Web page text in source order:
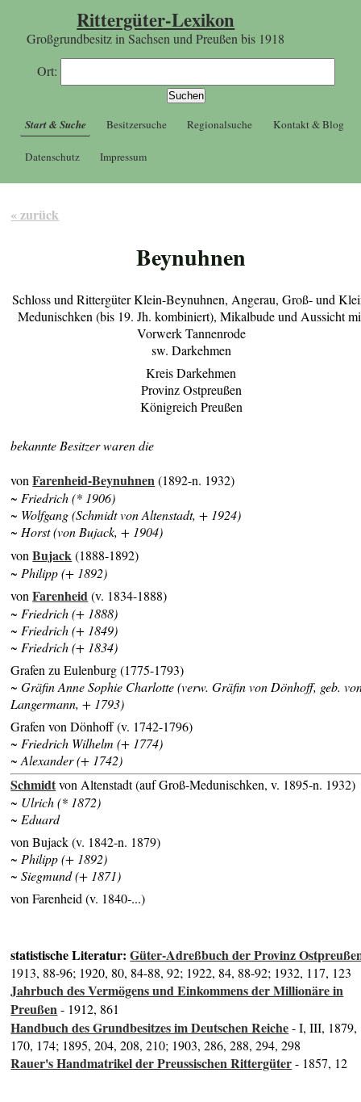
Rittergüter-Lexikon
Großgrundbesitz in Sachsen und Preußen bis 1918
Ort:
Start & Suche Besitzersuche Regionalsuche Kontakt & Blog
Datenschutz Impressum
« zurück
Beynuhnen
Schloss und Rittergüter Klein-Beynuhnen, Angerau, Groß- und
Medunischken (bis 19. Jh. kombiniert), Mikalbude und Aussicht
Vorwerk Tannenrode
sw. Darkehmen
Kreis Darkehmen
Provinz Ostpreußen
Königreich Preußen
bekannte Besitzer waren die
vonFarenheid-Beynuhnen(1892-n. 1932)
~ Friedrich (* 1906)
~ Wolfgang (Schmidt von Altenstadt, + 1924)
~ Horst (von Bujack, + 1904)
vonBujack(1888-1892)
~ Philipp (+ 1892)
vonFarenheid(v. 1834-1888)
~ Friedrich (+ 1888)
~ Friedrich (+ 1849)
~ Friedrich (+ 1834)
Grafen zu Eulenburg (1775-1793)
~ Gräfin Anne Sophie Charlotte (verw. Gräfin von Dönhoff, geb.
Langermann, + 1793)
Grafen von Dönhoff (v. 1742-1796)
~ Friedrich Wilhelm (+ 1774)
~ Alexander (+ 1742)
Schmidtvon Altenstadt (auf Groß-Medunischken, v. 1895-n. 1932)
~ Ulrich (* 1872)
~ Eduard
von Bujack (v. 1842-n. 1879)
~ Philipp (+ 1892)
~ Siegmund (+ 1871)
von Farenheid (v. 1840-...)
statistische Literatur:Güter-Adreßbuch der Provinz
1913, 88-96; 1920, 80, 84-88, 92; 1922, 84, 88-92; 1932, 117, 123
Jahrbuch des Vermögens und Einkommens der Millionäre in
Preußen- 1912, 861
Handbuch des Grundbesitzes im Deutschen Reiche- I, III, 1879,
170, 174; 1895, 204, 208, 210; 1903, 286, 288, 294, 298
Rauer's Handmatrikel der Preussischen Rittergüter- 1857, 12